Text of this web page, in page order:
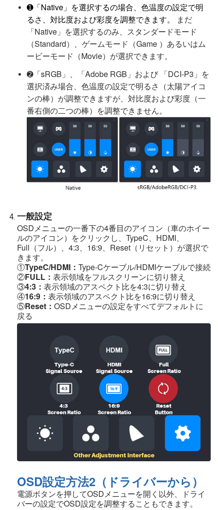
➊「Native」を選択するの場合、色温度の設定で明
るさ、対比度および彩度を調整できます。
まだ
「Native」を選択するのみ、スタンダードモード
（Standard）、ゲームモード（Game ）あるいはム
ービーモード（Movie）が選択できます。
➋「sRGB」、「Adobe RGB」および 「DCI-P3」を
選択済み場合、色温度の設定で明るさ（太陽アイコ
ンの棒）が調整できますが、対比度および彩度（一
番右側の二つの棒）を調整できません。
一般設定
OSDメニューの一番下の4番目のアイコン（車のホイー
ルのアイコン）をクリックし、TypeC、HDMI、
Full（フル）、4:3、16:9、Reset（リセット）が選択で
きます。
①TypeC/HDMI： Type-Cケーブル/HDMIケーブルで接続
②FULL： 表示領域をフルスクリーンに切り替え
③4:3： 表示領域のアスペクト比を4:3に切り替え
④16:9： 表示領域のアスペクト比を16:9に切り替え
⑤Reset： OSDメニューの設定をすべてデフォルトに
戻る
OSD設定方法2（ドライバーから）
電源ボタンを押してOSDメニューを開く以外、ドライ
バーの設定でOSD設定を調整することもできます。